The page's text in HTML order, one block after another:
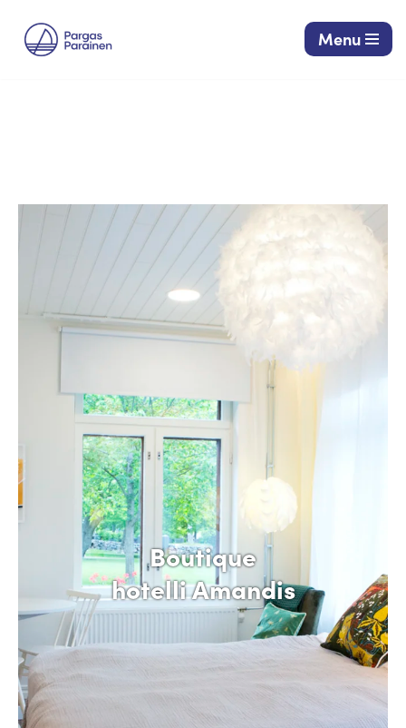
Siirry
Menu
Boutique
hotelli Amandis